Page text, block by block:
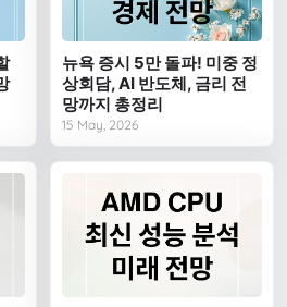
뉴욕 증시 5만 돌파! 미중 정
상회담, AI 반도체, 금리 전
망까지 총정리
15 May, 2026